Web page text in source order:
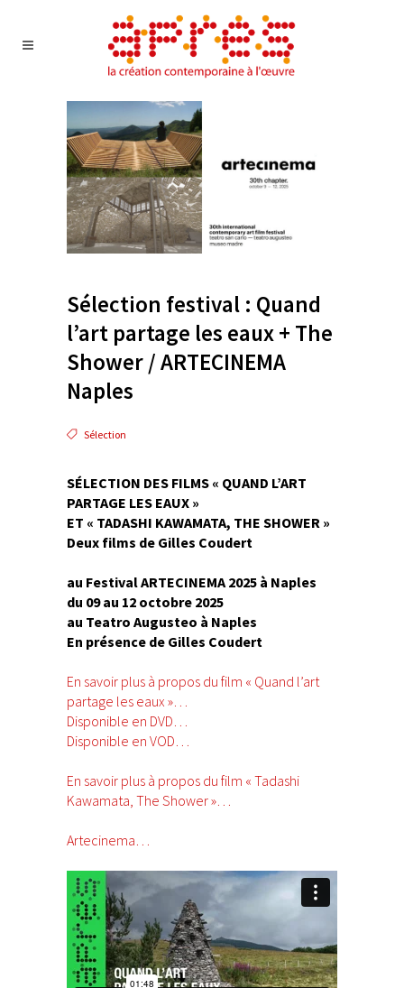
Sélection festival : Quand
l’art partage les eaux + The
Shower / ARTECINEMA
Naples
Sélection
SÉLECTION DES FILMS « QUAND L’ART
PARTAGE LES EAUX »
ET « TADASHI KAWAMATA, THE SHOWER »
Deux films de Gilles Coudert
au Festival ARTECINEMA 2025 à Naples
du 09 au 12 octobre 2025
au Teatro Augusteo à Naples
En présence de Gilles Coudert
En savoir plus à propos du film « Quand l’art
partage les eaux »…
Disponible en DVD…
Disponible en VOD…
En savoir plus à propos du film « Tadashi
Kawamata, The Shower »…
Artecinema…